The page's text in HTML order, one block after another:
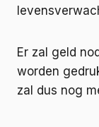
Er zal geld
worden
zal dus nog